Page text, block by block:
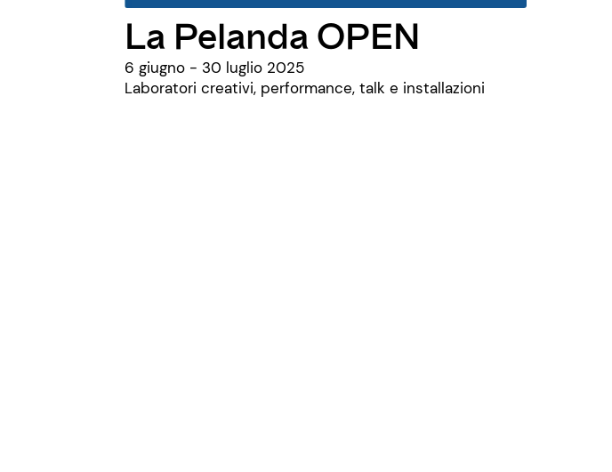
La Pelanda OPEN
6 giugno - 30 luglio 2025
Laboratori creativi, performance, talk e installazioni